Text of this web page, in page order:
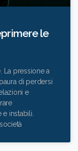
le
La pressione a
di perdersi
e
instabili.